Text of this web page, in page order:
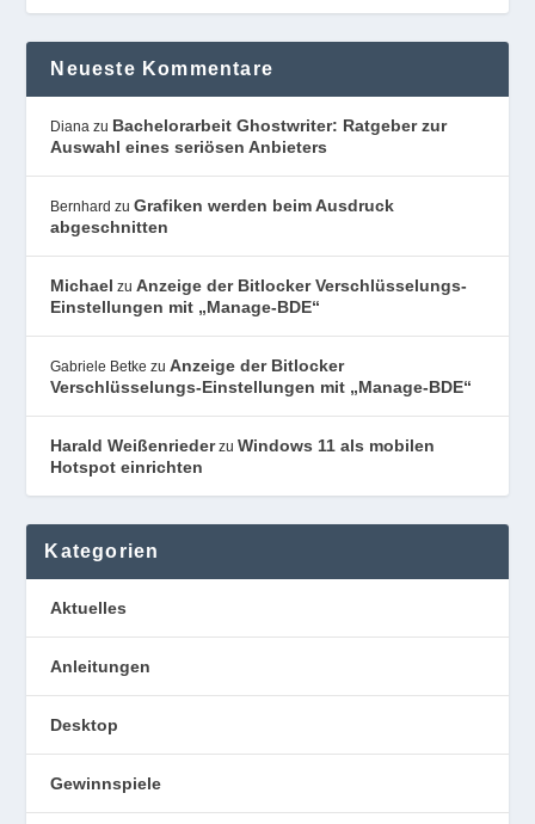
Neueste Kommentare
Diana zu Bachelorarbeit Ghostwriter: Ratgeber zur
Auswahl eines seriösen Anbieters
Bernhard zuGrafiken werden beim Ausdruck
abgeschnitten
Michael zuAnzeige der Bitlocker Verschlüsselungs-
Einstellungen mit „Manage-BDE“
Gabriele Betke zuAnzeige der Bitlocker
Verschlüsselungs-Einstellungen mit „Manage-BDE“
Harald WeißenriederzuWindows 11 als mobilen
Hotspot einrichten
Kategorien
Aktuelles
Anleitungen
Desktop
Gewinnspiele